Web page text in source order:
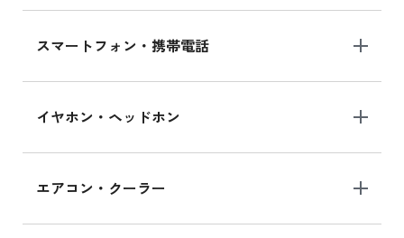
スマートフォン・携帯電話
イヤホン・ヘッドホン
エアコン・クーラー